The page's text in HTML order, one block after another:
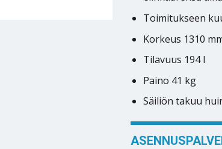
Toimitukseen
Korkeus 1310
Tilavuus 194 l
Paino 41 kg
Säiliön takuu